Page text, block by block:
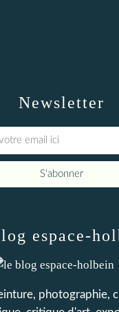
Newsletter
espace-
photographie,